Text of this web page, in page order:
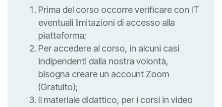
Prima del corso occorre verificare con IT
eventuali limitazioni di accesso alla
piattaforma;
Per accedere al corso, in alcuni casi
indipendenti dalla nostra volontà,
bisogna creare un account Zoom
(Gratuito);
Il materiale didattico, per i corsi in video